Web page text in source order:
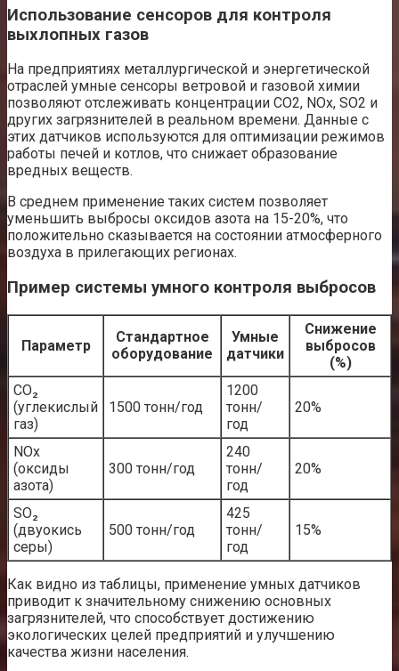
Использование сенсоров для контроля
выхлопных газов
На предприятиях металлургической и энергетической
отраслей умные сенсоры ветровой и газовой химии
позволяют отслеживать концентрации СО2, NOx, SO2 и
других загрязнителей в реальном времени. Данные с
этих датчиков используются для оптимизации режимов
работы печей и котлов, что снижает образование
вредных веществ.
В среднем применение таких систем позволяет
уменьшить выбросы оксидов азота на 15-20%, что
положительно сказывается на состоянии атмосферного
воздуха в прилегающих регионах.
Пример системы умного контроля выбросов
Параметр
Стандартное
оборудование
Умные
датчики
Снижение
выбросов
(%)
CO₂
(углекислый
газ)
1500 тонн/год
1200
тонн/
год
20%
NOx
(оксиды
азота)
300 тонн/год
240
тонн/
год
20%
SO₂
(двуокись
серы)
500 тонн/год
425
тонн/
год
15%
Как видно из таблицы, применение умных датчиков
приводит к значительному снижению основных
загрязнителей, что способствует достижению
экологических целей предприятий и улучшению
качества жизни населения.